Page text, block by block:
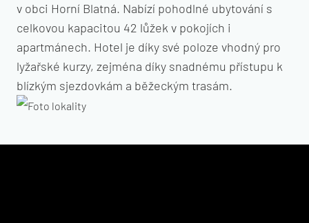
v obci Horní Blatná. Nabízí pohodlné ubytování s
celkovou kapacitou 42 lůžek v pokojích i
apartmánech. Hotel je díky své poloze vhodný pro
lyžařské kurzy, zejména díky snadnému přístupu k
blízkým sjezdovkám a běžeckým trasám.